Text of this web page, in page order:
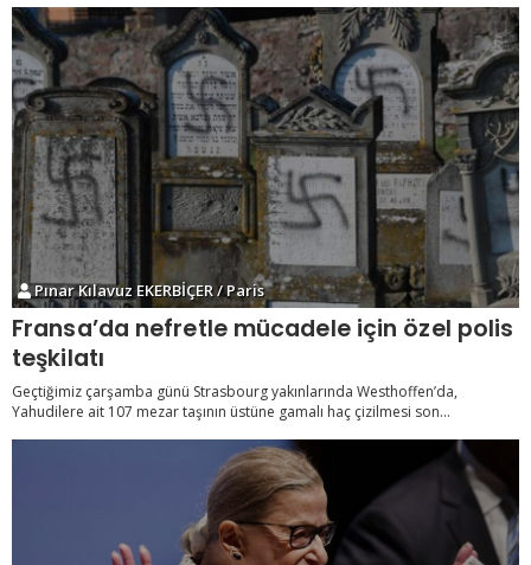
Pınar Kılavuz EKERBİÇER / Paris
Fransa’da nefretle mücadele için özel polis
teşkilatı
Geçtiğimiz çarşamba günü Strasbourg yakınlarında Westhoffen’da,
Yahudilere ait 107 mezar taşının üstüne gamalı haç çizilmesi son...